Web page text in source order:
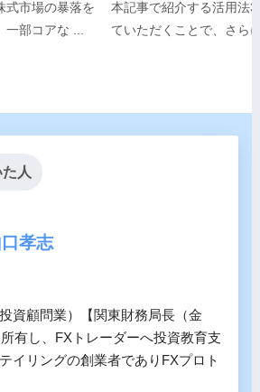
式市場の暴落を
部コアな ...
本記事で紹介する活用法
ていただくことで、さら
人
孝志
資顧問業）【関東財務局長（金
有し、FXトレーダーへ投資教育支
イリングの創業者でありFXプロト